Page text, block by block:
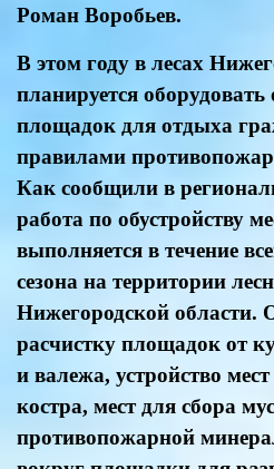
Роман Воробьев.
В этом году в лесах
планируется оборудовать
площадок для отдыха
правилами
Как сообщили в
работа по обустройству
выполняется в течение
сезона на территории
Нижегородской области.
расчистку площадок от
и валежа, устройство
костра, мест для сбора
противопожарной